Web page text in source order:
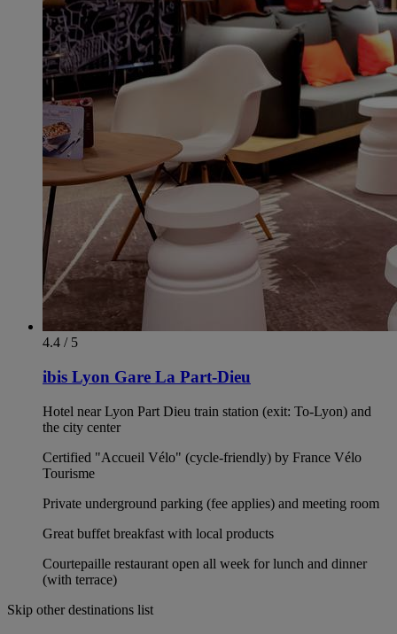
4.4 / 5
ibis Lyon Gare La Part-Dieu
Hotel near Lyon Part Dieu train station (exit: To-Lyon) and
the city center
Certified "Accueil Vélo" (cycle-friendly) by France Vélo
Tourisme
Private underground parking (fee applies) and meeting room
Great buffet breakfast with local products
Courtepaille restaurant open all week for lunch and dinner
(with terrace)
Skip other destinations list